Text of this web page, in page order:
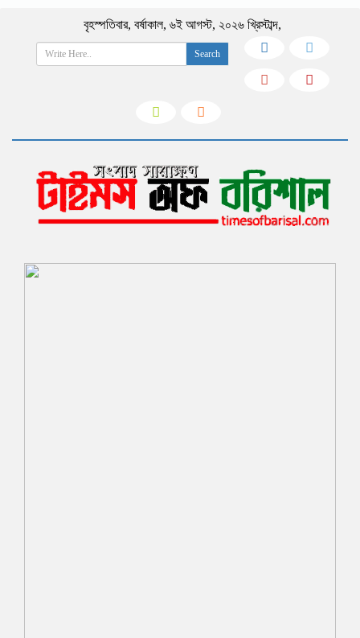
বৃহস্পতিবার, বর্ষাকাল, ৬ই আগস্ট, ২০২৬ খ্রিস্টাব্দ,
Search